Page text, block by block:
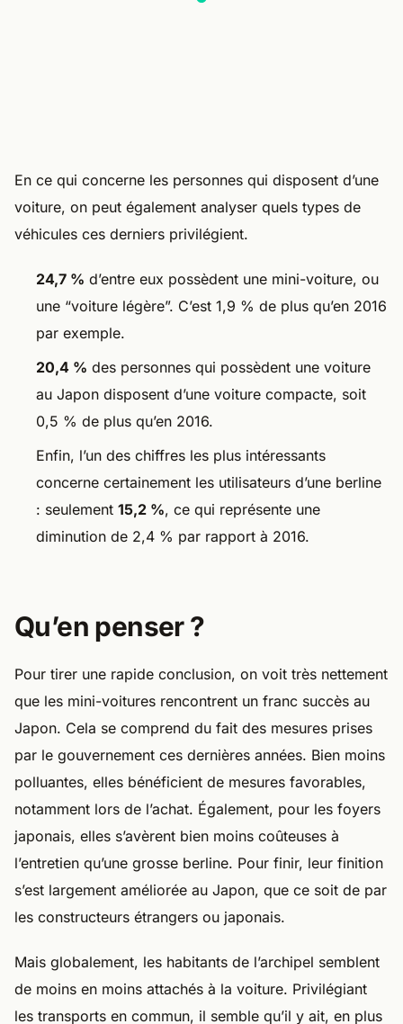
En ce qui concerne les personnes qui disposent d’une
voiture, on peut également analyser quels types de
véhicules ces derniers privilégient.
24,7 % d’entre eux possèdent une mini-voiture, ou
une “voiture légère”. C’est 1,9 % de plus qu’en 2016
par exemple.
20,4 % des personnes qui possèdent une voiture
au Japon disposent d’une voiture compacte, soit
0,5 % de plus qu’en 2016.
Enfin, l’un des chiffres les plus intéressants
concerne certainement les utilisateurs d’une berline
: seulement 15,2 %, ce qui représente une
diminution de 2,4 % par rapport à 2016.
Qu’en penser ?
Pour tirer une rapide conclusion, on voit très nettement
que les mini-voitures rencontrent un franc succès au
Japon. Cela se comprend du fait des mesures prises
par le gouvernement ces dernières années. Bien moins
polluantes, elles bénéficient de mesures favorables,
notamment lors de l’achat. Également, pour les foyers
japonais, elles s’avèrent bien moins coûteuses à
l’entretien qu’une grosse berline. Pour finir, leur finition
s’est largement améliorée au Japon, que ce soit de par
les constructeurs étrangers ou japonais.
Mais globalement, les habitants de l’archipel semblent
de moins en moins attachés à la voiture. Privilégiant
les transports en commun, il semble qu’il y ait, en plus